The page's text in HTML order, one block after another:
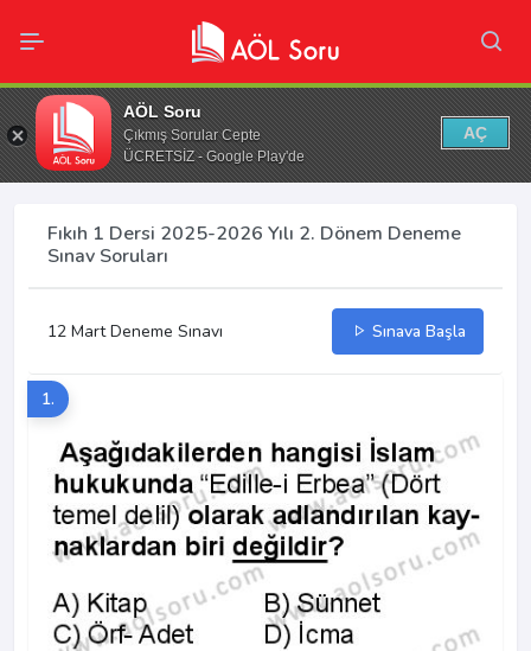
AÖL Soru
Çıkmış Sorular Cepte
ÜCRETSİZ - Google Play'de
AÇ
Fıkıh 1 Dersi 2025-2026 Yılı 2. Dönem Deneme
Sınav Soruları
12 Mart Deneme Sınavı Sınava Başla
1.